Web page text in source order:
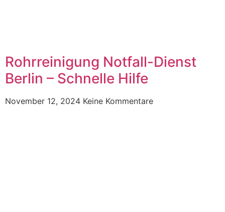
Rohrreinigung Notfall-Dienst
Berlin – Schnelle Hilfe
November 12, 2024 Keine Kommentare